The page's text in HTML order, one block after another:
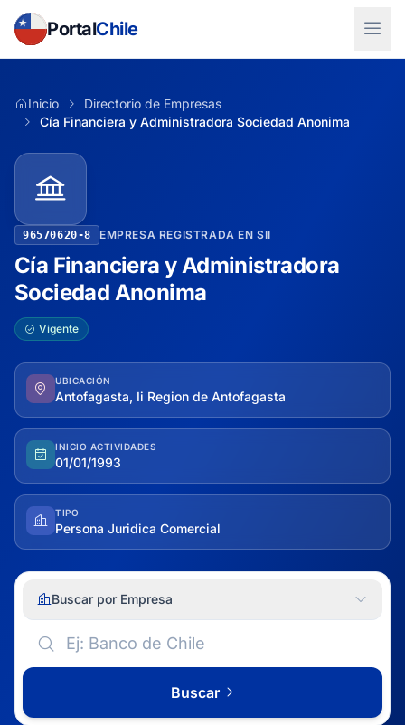
PortalChile
Inicio
Directorio de Empresas
Cía Financiera y Administradora Sociedad Anonima
96570620-8 EMPRESA REGISTRADA EN SII
Cía Financiera y Administradora
Sociedad Anonima
Vigente
UBICACIÓN
Antofagasta, Ii Region de Antofagasta
INICIO ACTIVIDADES
01/01/1993
TIPO
Persona Juridica Comercial
Buscar por Empresa
Buscar